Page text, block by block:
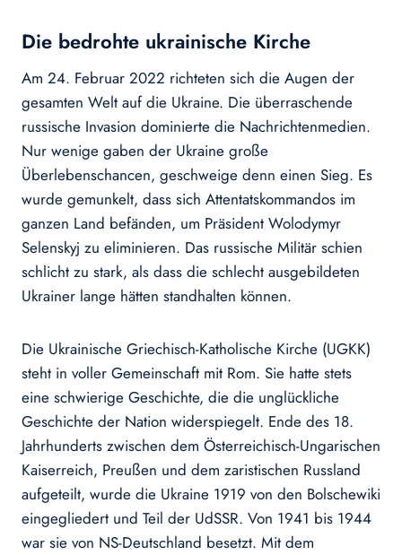
Die bedrohte ukrainische Kirche
Am 24. Februar 2022 richteten sich die Augen der
gesamten Welt auf die Ukraine. Die überraschende
russische Invasion dominierte die Nachrichtenmedien.
Nur wenige gaben der Ukraine große
Überlebenschancen, geschweige denn einen Sieg. Es
wurde gemunkelt, dass sich Attentatskommandos im
ganzen Land befänden, um Präsident Wolodymyr
Selenskyj zu eliminieren. Das russische Militär schien
schlicht zu stark, als dass die schlecht ausgebildeten
Ukrainer lange hätten standhalten können.
Die Ukrainische Griechisch-Katholische Kirche (UGKK)
steht in voller Gemeinschaft mit Rom. Sie hatte stets
eine schwierige Geschichte, die die unglückliche
Geschichte der Nation widerspiegelt. Ende des 18.
Jahrhunderts zwischen dem Österreichisch-Ungarischen
Kaiserreich, Preußen und dem zaristischen Russland
aufgeteilt, wurde die Ukraine 1919 von den Bolschewiki
eingegliedert und Teil der UdSSR. Von 1941 bis 1944
war sie von NS-Deutschland besetzt. Mit dem